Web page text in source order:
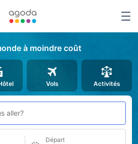
à moindre coût
Vols Activités
aller?
Départ